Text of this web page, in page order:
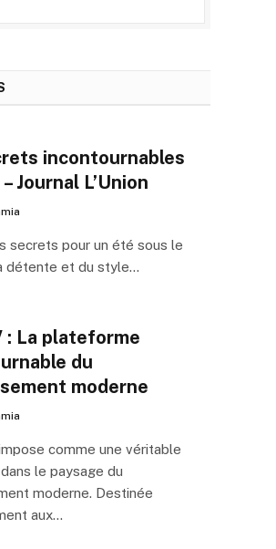
incontournables
Journal L’Union
secrets pour un été sous le
détente et du style…
: La plateforme
du
moderne
comme une véritable
le paysage du
moderne. Destinée
aux…